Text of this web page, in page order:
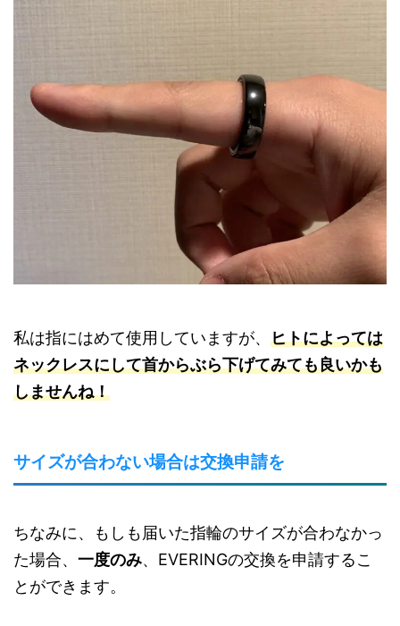
私は指にはめて使用していますが、 ヒトによっては
ネックレスにして首からぶら下げてみても良いかも
しませんね！
サイズが合わない場合は交換申請を
ちなみに、もしも届いた指輪のサイズが合わなかっ
た場合、 一度のみ、EVERINGの交換を申請するこ
とができます。